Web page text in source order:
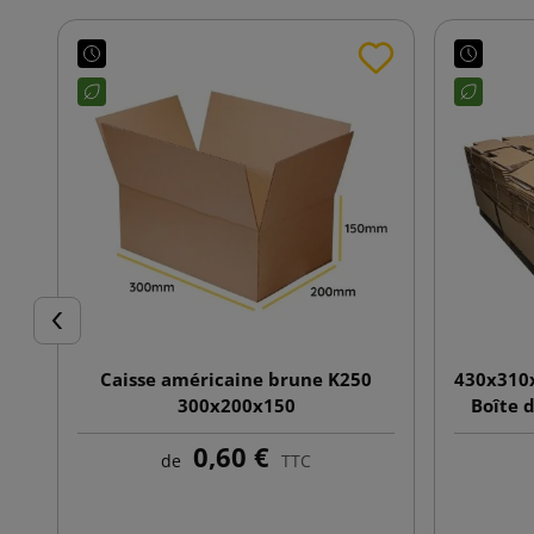
Précédent
Caisse américaine brune K250
300x200x150
de 0,60 € TTC
Boîte